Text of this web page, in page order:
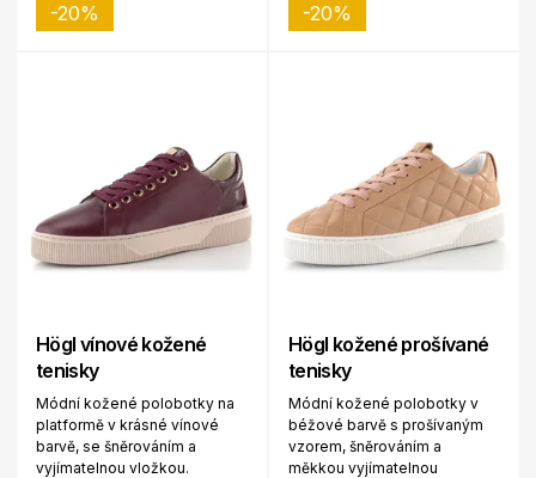
-20%
-20%
Högl vínové kožené
tenisky
Módní kožené polobotky na
platformě v krásné vínové
barvě, se šněrováním a
vyjímatelnou vložkou.
Högl kožené prošívané
tenisky
Módní kožené polobotky v
béžové barvě s prošívaným
vzorem, šněrováním a
měkkou vyjímatelnou